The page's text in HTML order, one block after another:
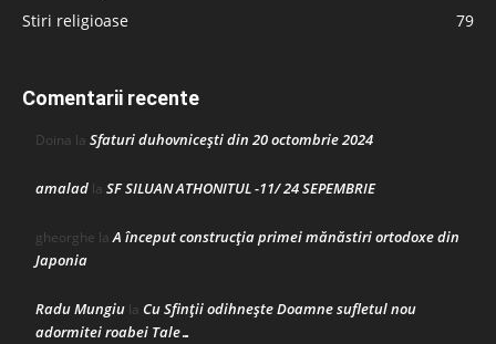
Stiri religioase
79
Comentarii recente
Doina la Sfaturi duhovnicești din 20 octombrie 2024
amalad la SF SILUAN ATHONITUL -11/ 24 SEPEMBRIE
gheorghe laA început construcţia primei mănăstiri ortodoxe din
Japonia
Radu Mungiu la Cu Sfinții odihnește Doamne sufletul nou
adormitei roabei Tale…